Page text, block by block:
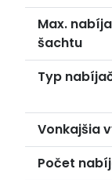
Max.
šachtu
Typ
Vonkajšia
Počet